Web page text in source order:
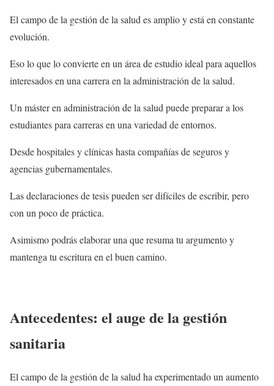
El campo de la gestión de la salud es amplio y está en constante
evolución.
Eso lo que lo convierte en un área de estudio ideal para aquellos
interesados en una carrera en la administración de la salud.
Un máster en administración de la salud puede preparar a los
estudiantes para carreras en una variedad de entornos.
Desde hospitales y clínicas hasta compañías de seguros y
agencias gubernamentales.
Las declaraciones de tesis pueden ser difíciles de escribir, pero
con un poco de práctica.
Asimismo podrás elaborar una que resuma tu argumento y
mantenga tu escritura en el buen camino.
Antecedentes: el auge de la gestión
sanitaria
El campo de la gestión de la salud ha experimentado un aumento